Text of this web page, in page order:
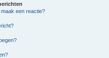
een reactie?